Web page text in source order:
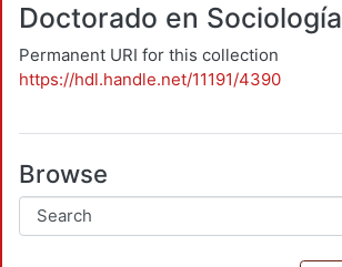
Doctorado en Sociología
Permanent URI for this collection
https://hdl.handle.net/11191/4390
Browse